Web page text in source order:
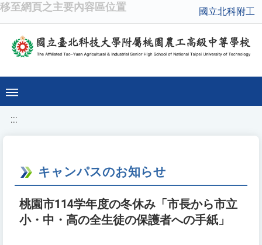
移至網頁之主要內容區位置 國立北科附工
:::
キャンパスのお知らせ
桃園市114学年度の冬休み「市長から市立
小・中・高の全生徒の保護者への手紙」